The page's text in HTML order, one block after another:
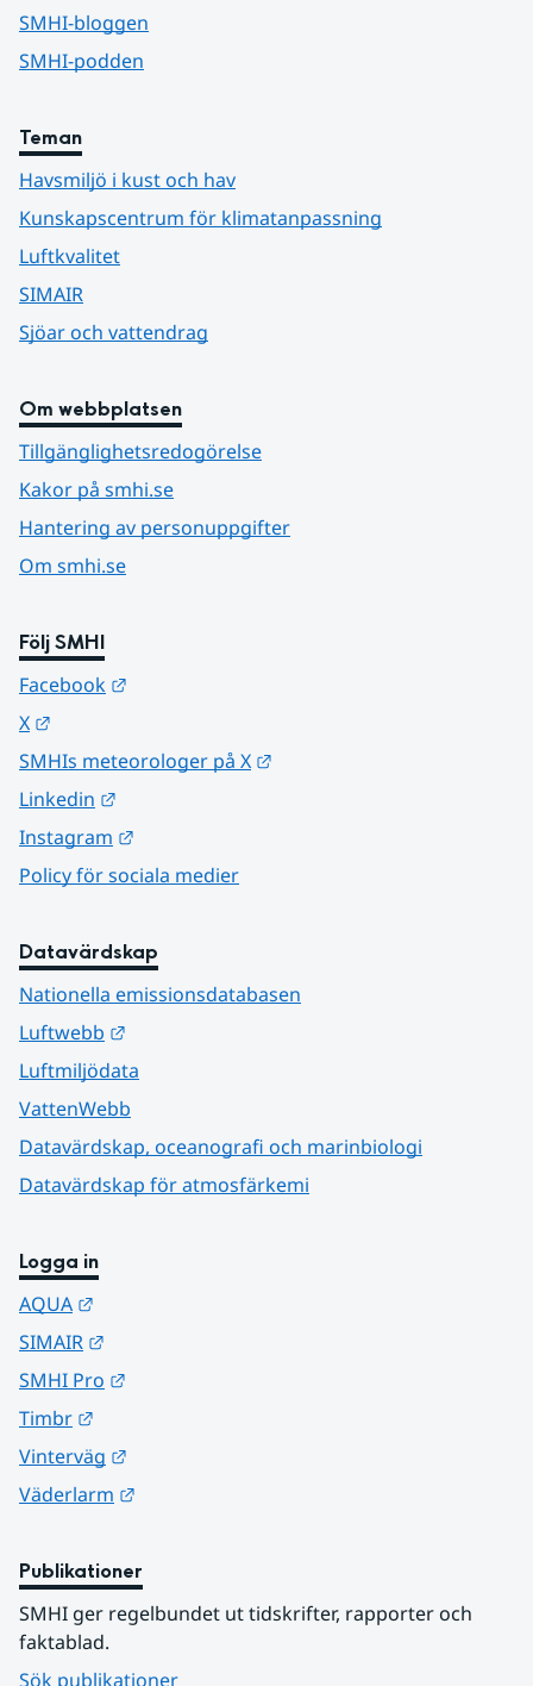
SMHI-bloggen
SMHI-podden
Teman
Havsmiljö i kust och hav
Kunskapscentrum för klimatanpassning
Luftkvalitet
SIMAIR
Sjöar och vattendrag
Om webbplatsen
Tillgänglighetsredogörelse
Kakor på smhi.se
Hantering av personuppgifter
Om smhi.se
Följ SMHI
Facebook
X
SMHIs meteorologer på X
Linkedin
Instagram
Policy för sociala medier
Datavärdskap
Nationella emissionsdatabasen
Luftwebb
Luftmiljödata
VattenWebb
Datavärdskap, oceanografi och marinbiologi
Datavärdskap för atmosfärkemi
Logga in
AQUA
SIMAIR
SMHI Pro
Timbr
Vinterväg
Väderlarm
Publikationer
SMHI ger regelbundet ut tidskrifter, rapporter och
faktablad.
Sök publikationer